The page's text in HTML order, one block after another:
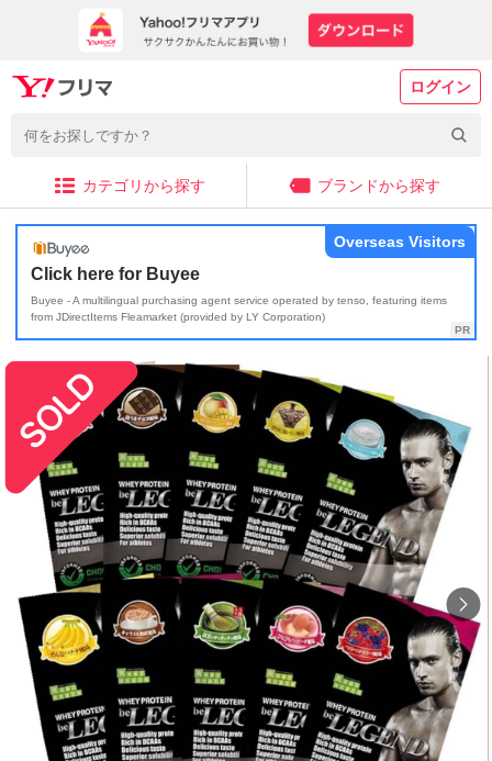
ログイン
カテゴリから探す ブランドから探す
Click here for Buyee
Buyee - A multilingual purchasing agent service operated by tenso, featuring items
from JDirectItems Fleamarket (provided by LY Corporation)
Overseas Visitors